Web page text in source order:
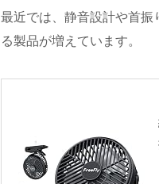
最近では、静音設計や首振
る製品が増えています。